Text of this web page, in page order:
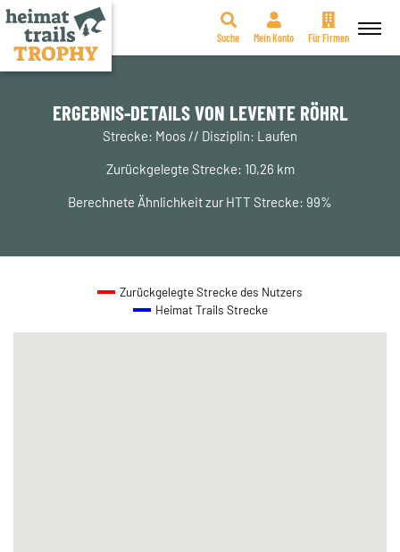
Zum
Suche Mein Konto Für Firmen
ERGEBNIS-DETAILS VON LEVENTE RÖHRL
Strecke: Moos // Disziplin: Laufen
Zurückgelegte Strecke: 10,26 km
Berechnete Ähnlichkeit zur HTT Strecke: 99%
Zurückgelegte Strecke des Nutzers
Heimat Trails Strecke